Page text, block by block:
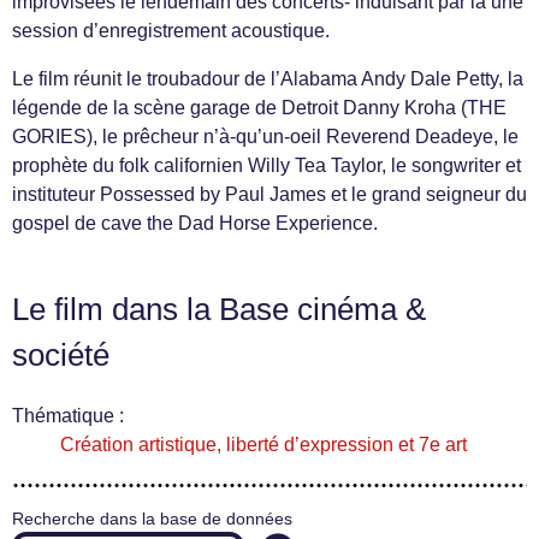
session d’enregistrement acoustique.
Le film réunit le troubadour de l’Alabama Andy Dale Petty, la
légende de la scène garage de Detroit Danny Kroha (THE
GORIES), le prêcheur n’à-qu’un-oeil Reverend Deadeye, le
prophète du folk californien Willy Tea Taylor, le songwriter et
instituteur Possessed by Paul James et le grand seigneur du
gospel de cave the Dad Horse Experience.
Le film dans la Base cinéma &
société
Thématique :
Création artistique, liberté d’expression et 7e art
Recherche dans la base de données